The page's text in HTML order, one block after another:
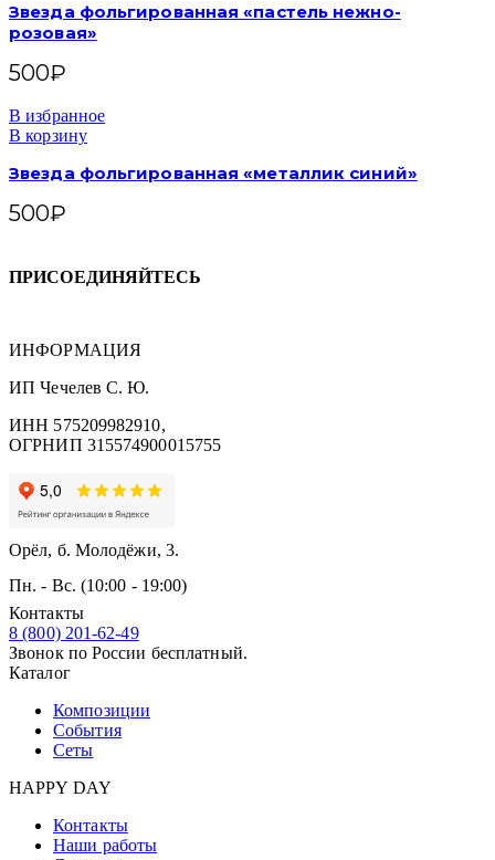
Звезда фольгированная «пастель нежно-
розовая»
500₽
В избранное
В корзину
Звезда фольгированная «металлик синий»
500₽
ПРИСОЕДИНЯЙТЕСЬ
ИНФОРМАЦИЯ
ИП Чечелев С. Ю.
ИНН 575209982910,
ОГРНИП 315574900015755
Орёл, б. Молодёжи, 3.
Пн. - Вс. (10:00 - 19:00)
Контакты
8 (800) 201-62-49
Звонок по России бесплатный.
Каталог
Композиции
События
Сеты
HAPPY DAY
Контакты
Наши работы